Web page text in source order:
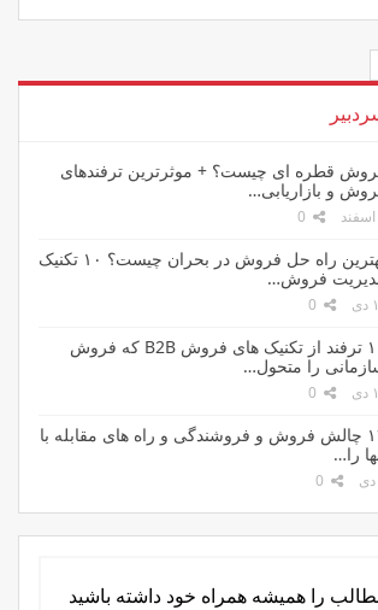
قطره ای چیست؟ + موثرترین ترفندهای
و بازاریابی…
بهترین راه حل فروش در بحران چیست؟ ۱۰ تکنیک
فروش…
۱۰ ترفند از تکنیک های فروش B2B که فروش
را متحول…
۱۴ چالش فروش و فروشندگی و راه های مقابله با
را…
را همیشه همراه خود داشته باشید